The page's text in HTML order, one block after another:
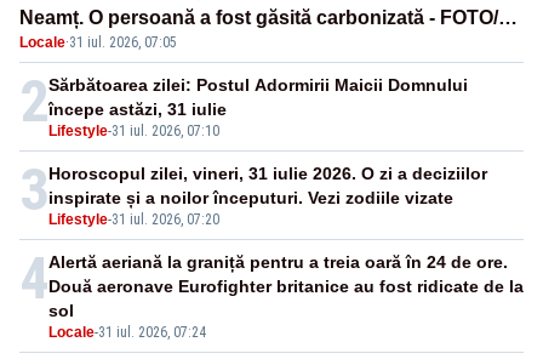
Neamț. O persoană a fost găsită carbonizată - FOTO/
VIDEO
Locale·31 iul. 2026, 07:05
2Lifestyle-31 iul. 2026, 07:10
Sărbătoarea zilei: Postul Adormirii Maicii Domnului
începe astăzi, 31 iulie
3Lifestyle-31 iul. 2026, 07:20
Horoscopul zilei, vineri, 31 iulie 2026. O zi a deciziilor
inspirate și a noilor începuturi. Vezi zodiile vizate
4
Locale-31 iul. 2026, 07:24
Alertă aeriană la graniță pentru a treia oară în 24 de ore.
Două aeronave Eurofighter britanice au fost ridicate de la
sol